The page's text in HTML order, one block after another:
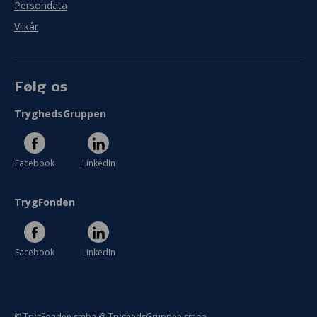
Persondata
Vilkår
Følg os
TryghedsGruppen
Facebook LinkedIn
TrygFonden
Facebook LinkedIn